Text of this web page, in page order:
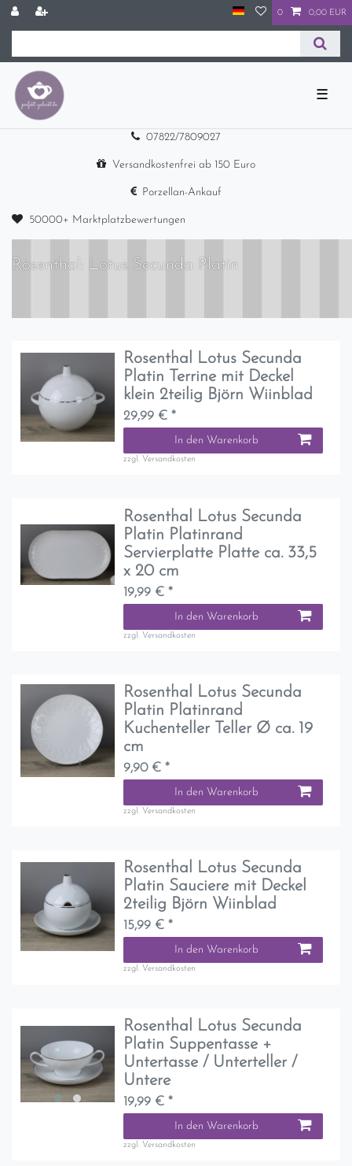
0 0,00 EUR
☰
07822/7809027
Versandkostenfrei ab 150 Euro
Porzellan-Ankauf
50000+ Marktplatzbewertungen
Rosenthal: Lotus Secunda Platin
Rosenthal Lotus Secunda
Platin Terrine mit Deckel
klein 2teilig Björn Wiinblad
29,99 € *
In den Warenkorb
zzgl. Versandkosten
Rosenthal Lotus Secunda
Platin Platinrand
Servierplatte Platte ca. 33,5
x 20 cm
19,99 € *
In den Warenkorb
zzgl. Versandkosten
Rosenthal Lotus Secunda
Platin Platinrand
Kuchenteller Teller Ø ca. 19
cm
9,90 € *
In den Warenkorb
zzgl. Versandkosten
Rosenthal Lotus Secunda
Platin Sauciere mit Deckel
2teilig Björn Wiinblad
15,99 € *
In den Warenkorb
zzgl. Versandkosten
Rosenthal Lotus Secunda
Platin Suppentasse +
Untertasse / Unterteller /
Untere
19,99 € *
In den Warenkorb
zzgl. Versandkosten